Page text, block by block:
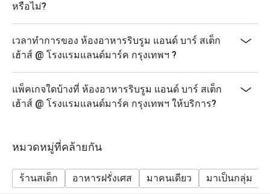
หรือไม่?
เวลาทำการของ ห้องอาหารริบรูม แอนด์ บาร์ สเต็ก
เฮ้าส์ @ โรงแรมแลนด์มาร์ค กรุงเทพฯ ?
แพ็คเกจใดบ้างที่ ห้องอาหารริบรูม แอนด์ บาร์ สเต็ก
เฮ้าส์ @ โรงแรมแลนด์มาร์ค กรุงเทพฯ ให้บริการ?
หมวดหมู่ที่คล้ายกัน
ร้านสเต็ก อาหารฝรั่งเศส มาคนเดียว มาเป็นกลุ่ม